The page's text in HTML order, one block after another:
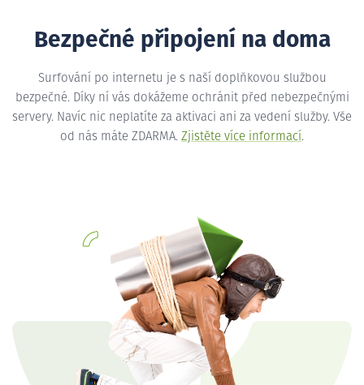
Bezpečné připojení na doma
Surfování po internetu je s naší doplňkovou službou
bezpečné. Díky ní vás dokážeme ochránit před nebezpečnými
servery. Navíc nic neplatíte za aktivaci ani za vedení služby. Vše
od nás máte ZDARMA. Zjistěte více informací.